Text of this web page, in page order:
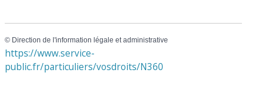
© Direction de l'information légale et administrative
https://www.service-
public.fr/particuliers/vosdroits/N360